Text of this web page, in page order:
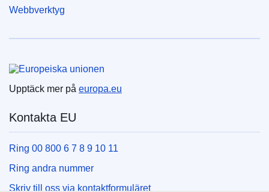
Webbverktyg
Upptäck mer på europa.eu
Kontakta EU
Ring 00 800 6 7 8 9 10 11
Ring andra nummer
Skriv till oss via kontaktformuläret